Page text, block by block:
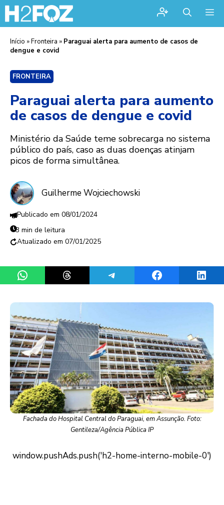
Início »Fronteira » Paraguai alerta para aumento de casos de
dengue e covid
FRONTEIRA
Paraguai alerta para aumento
de casos de dengue e covid
Ministério da Saúde teme sobrecarga no sistema
público do país, caso as duas doenças atinjam
picos de forma simultânea.
Guilherme Wojciechowski
08/01/2024
3 min de leitura
07/01/2025
Share on WhatsAppShare on ThreadsShare on TelegramShare on Facebook
Fachada do Hospital Central do Paraguai, em Assunção. Foto:
Gentileza/Agência Pública IP